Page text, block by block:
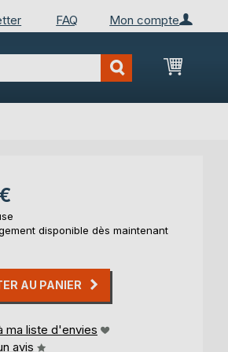
Mon compte
FAQ
Mon
disponible dès maintenant
AU PANIER
ma liste d'envies
avis